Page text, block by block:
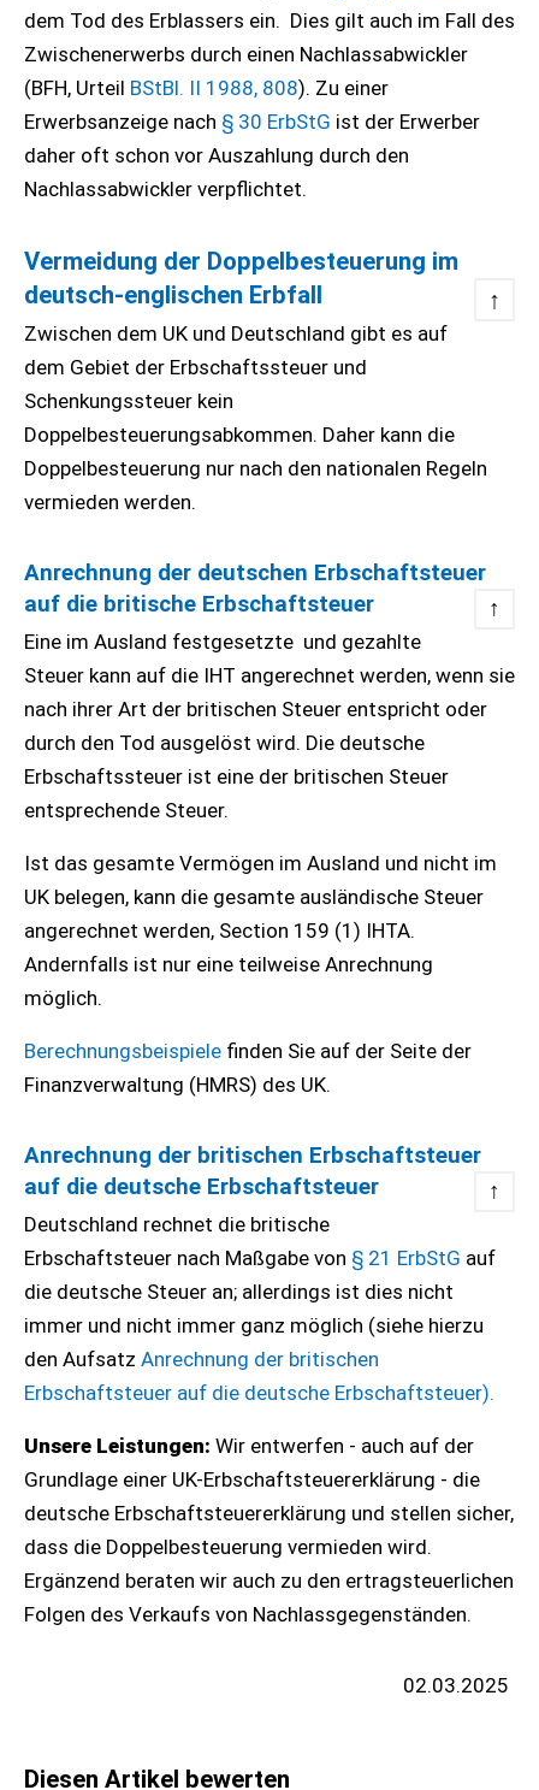
dem Tod des Erblassers ein. Dies gilt auch im Fall des
Zwischenerwerbs durch einen Nachlassabwickler
(BFH, Urteil BStBl. II 1988, 808). Zu einer
Erwerbsanzeige nach § 30 ErbStG ist der Erwerber
daher oft schon vor Auszahlung durch den
Nachlassabwickler verpflichtet.
Vermeidung der Doppelbesteuerung im
deutsch-englischen Erbfall
↑
Zwischen dem UK und Deutschland gibt es auf
dem Gebiet der Erbschaftssteuer und
Schenkungssteuer kein
Doppelbesteuerungsabkommen. Daher kann die
Doppelbesteuerung nur nach den nationalen Regeln
vermieden werden.
Anrechnung der deutschen Erbschaftsteuer
auf die britische Erbschaftsteuer
↑
Eine im Ausland festgesetzte und gezahlte
Steuer kann auf die IHT angerechnet werden, wenn sie
nach ihrer Art der britischen Steuer entspricht oder
durch den Tod ausgelöst wird. Die deutsche
Erbschaftssteuer ist eine der britischen Steuer
entsprechende Steuer.
Ist das gesamte Vermögen im Ausland und nicht im
UK belegen, kann die gesamte ausländische Steuer
angerechnet werden, Section 159 (1) IHTA.
Andernfalls ist nur eine teilweise Anrechnung
möglich.
Berechnungsbeispiele finden Sie auf der Seite der
Finanzverwaltung (HMRS) des UK.
Anrechnung der britischen Erbschaftsteuer
auf die deutsche Erbschaftsteuer
↑
Deutschland rechnet die britische
Erbschaftsteuer nach Maßgabe von § 21 ErbStG auf
die deutsche Steuer an; allerdings ist dies nicht
immer und nicht immer ganz möglich (siehe hierzu
den Aufsatz Anrechnung der britischen
Erbschaftsteuer auf die deutsche Erbschaftsteuer).
Unsere Leistungen: Wir entwerfen - auch auf der
Grundlage einer UK-Erbschaftsteuererklärung - die
deutsche Erbschaftsteuererklärung und stellen sicher,
dass die Doppelbesteuerung vermieden wird.
Ergänzend beraten wir auch zu den ertragsteuerlichen
Folgen des Verkaufs von Nachlassgegenständen.
02.03.2025
Diesen Artikel bewerten